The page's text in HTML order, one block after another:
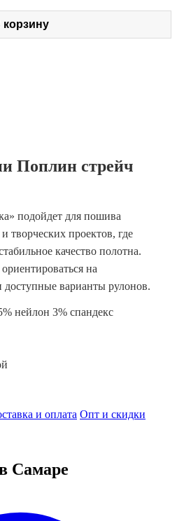
корзину
Поплин стрейч
подойдет для пошива
творческих проектов, где
качество полотна.
на
доступные варианты рулонов.
нейлон 3% спандекс
и оплата Опт и скидки
Самаре